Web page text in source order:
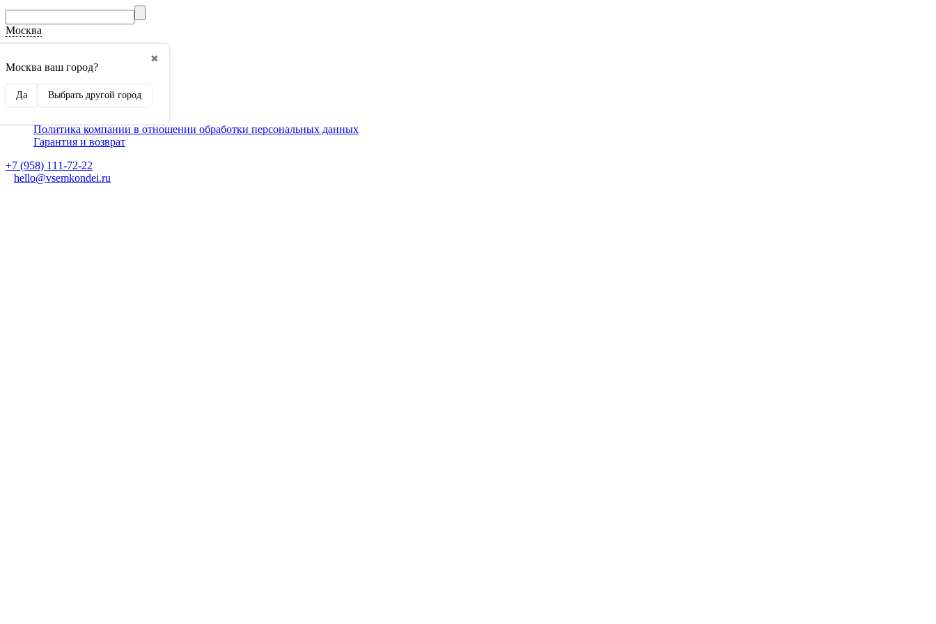
Москва
✖
Москва ваш город?
Да Выбрать другой город
Способы оплаты
Монтаж кондиционеров
Для партнеров
Политика компании в отношении обработки персональных данных
Гарантия и возврат
+7 (958) 111-72-22
hello@vsemkondei.ru